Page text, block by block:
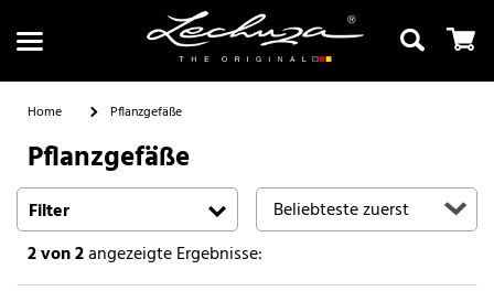
Suchen
Home Pflanzgefäße
Pflanzgefäße
Filter
2von 2angezeigte Ergebnisse: